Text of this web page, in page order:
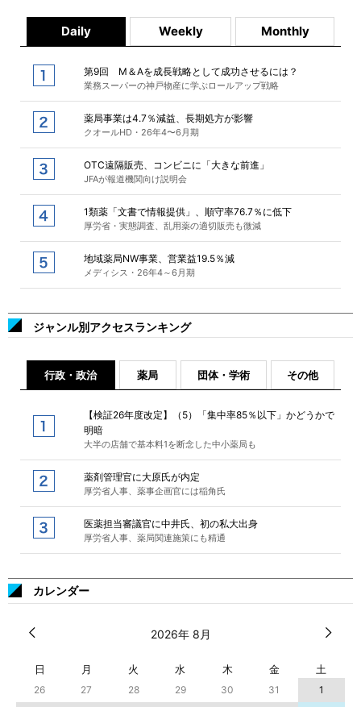
Daily Weekly Monthly
第9回 M＆Aを成長戦略として成功させるには？
業務スーパーの神戸物産に学ぶロールアップ戦略
薬局事業は4.7％減益、長期処方が影響
クオールHD・26年4〜6月期
OTC遠隔販売、コンビニに「大きな前進」
JFAが報道機関向け説明会
1類薬「文書で情報提供」、順守率76.7％に低下
厚労省・実態調査、乱用薬の適切販売も微減
地域薬局NW事業、営業益19.5％減
メディシス・26年4～6月期
ジャンル別アクセスランキング
行政・政治 薬局 団体・学術 その他
【検証26年度改定】（5）「集中率85％以下」かどうかで
明暗
大半の店舗で基本料1を断念した中小薬局も
薬剤管理官に大原氏が内定
厚労省人事、薬事企画官には稲角氏
医薬担当審議官に中井氏、初の私大出身
厚労省人事、薬局関連施策にも精通
カレンダー
2026年 8月
日 月 火 水 木 金 土
26 27 28 29 30 31
1